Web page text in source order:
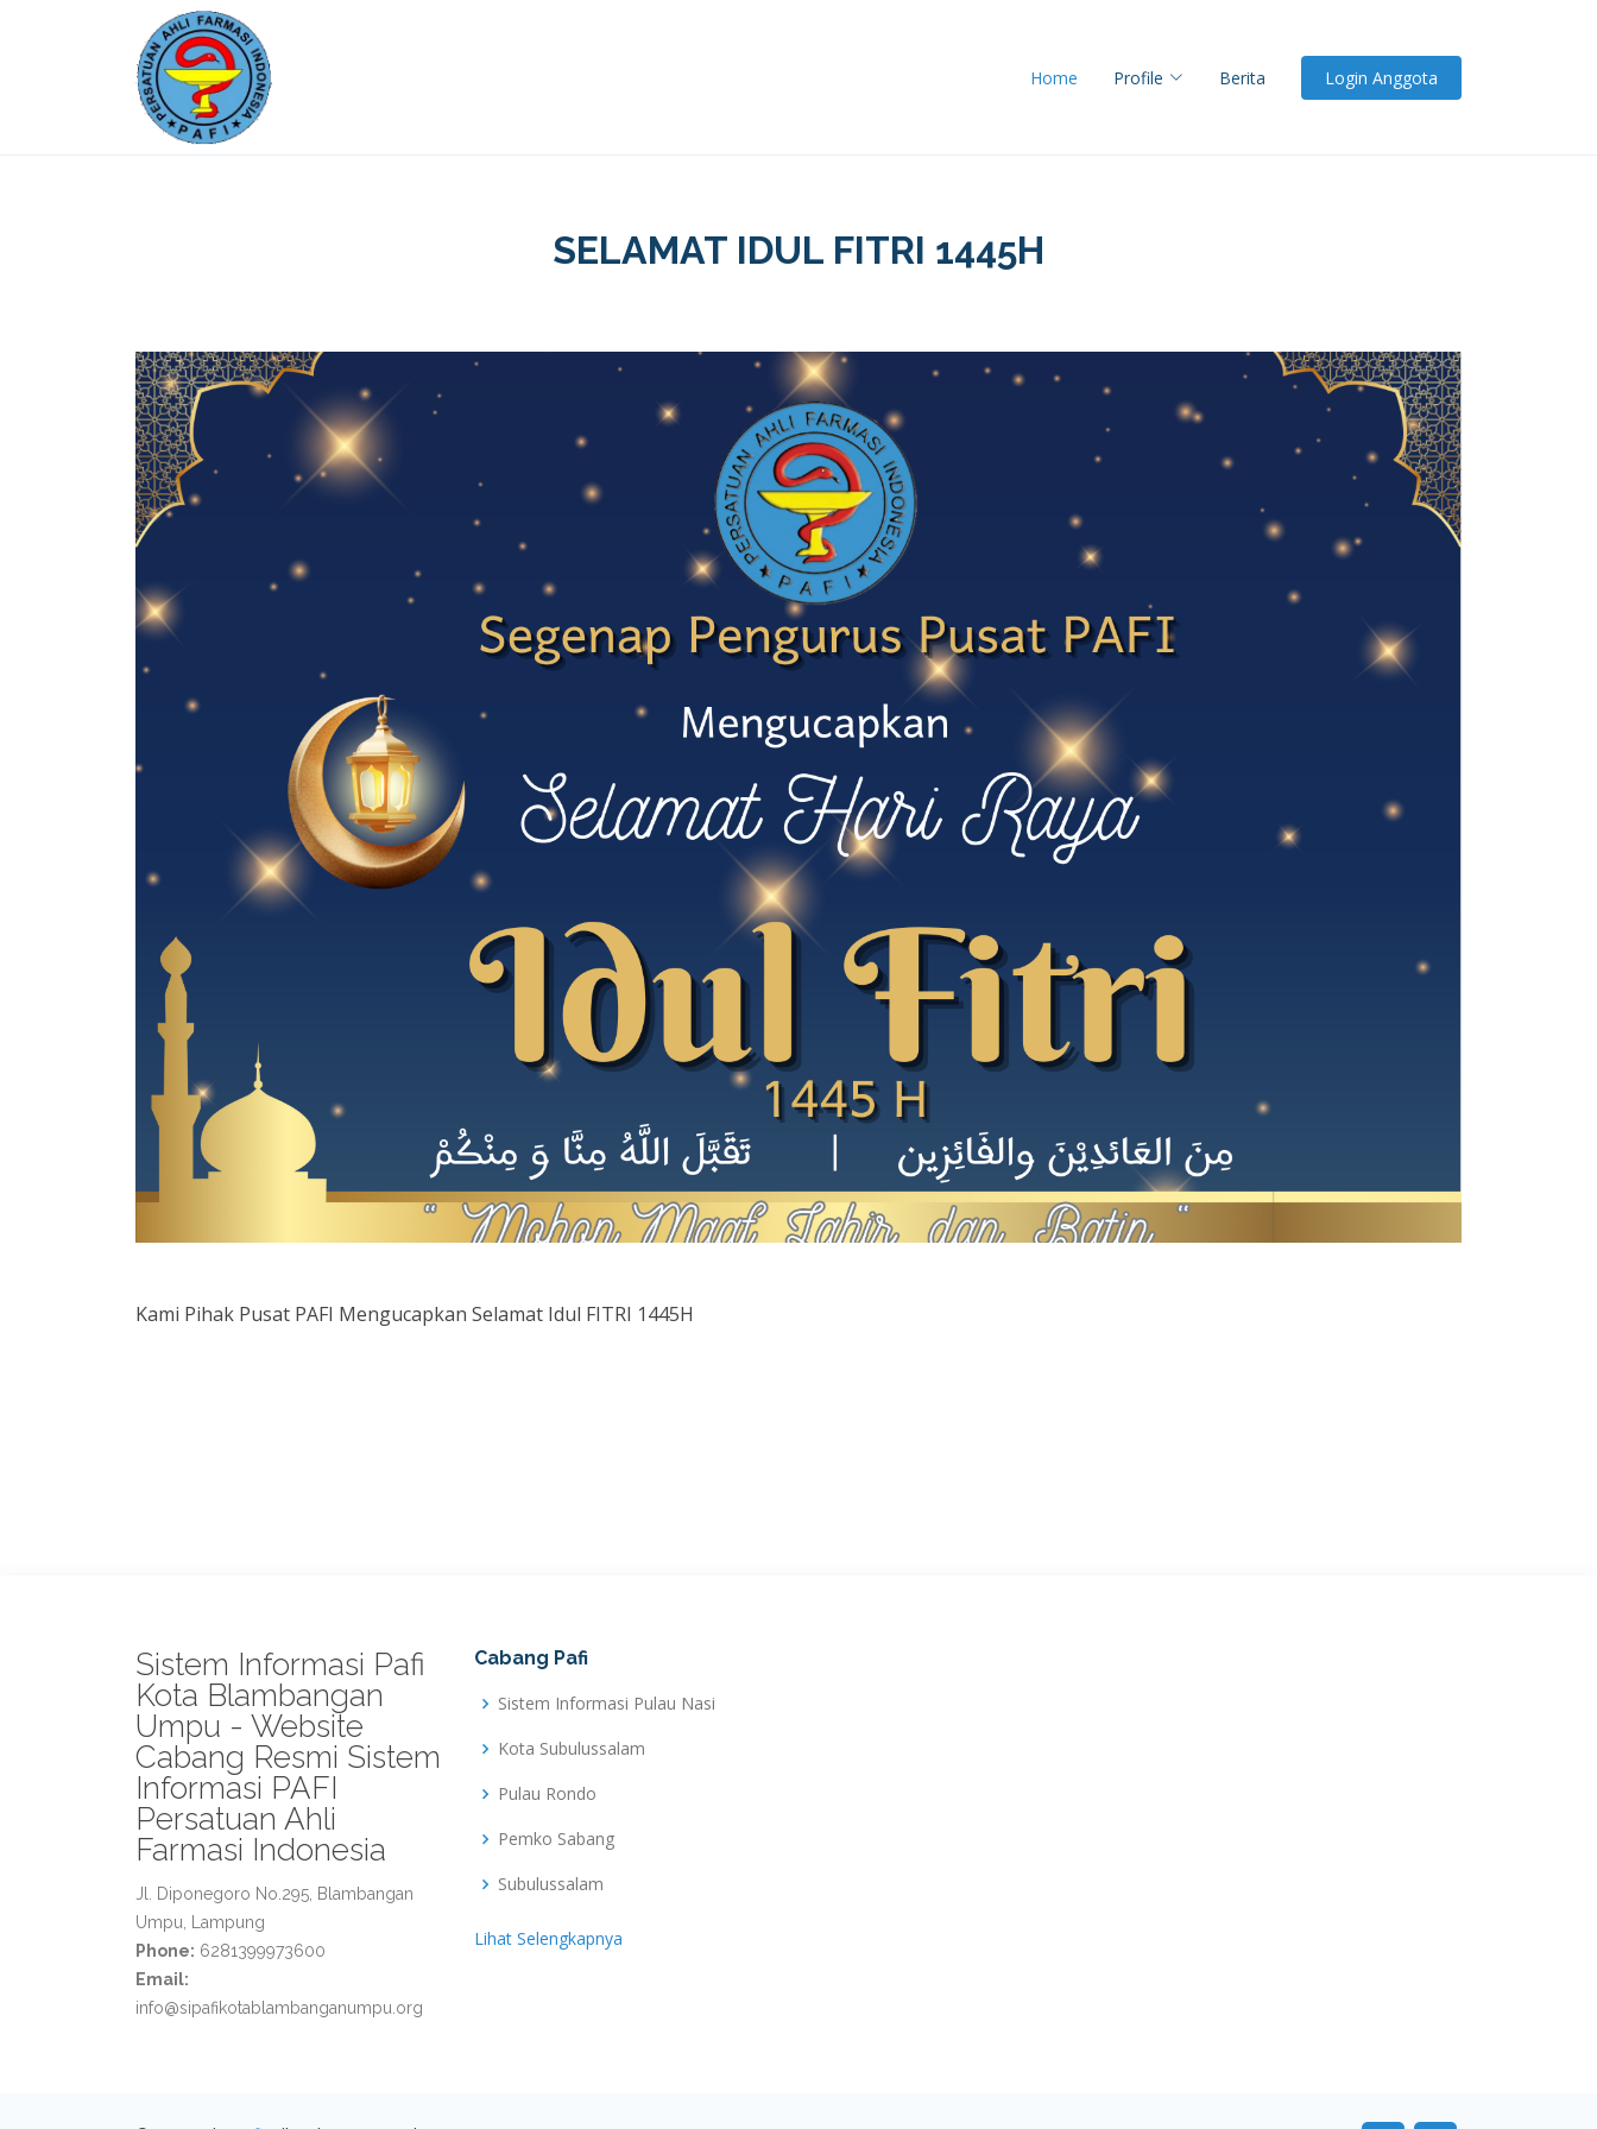
Home Profile Berita Login Anggota
SELAMAT IDUL FITRI 1445H
Kami Pihak Pusat PAFI Mengucapkan Selamat Idul FITRI 1445H
Sistem Informasi Pafi
Kota Blambangan
Umpu - Website
Cabang Resmi Sistem
Informasi PAFI
Persatuan Ahli
Farmasi Indonesia
Jl. Diponegoro No.295, Blambangan
Umpu, Lampung
Phone: 6281399973600
Email:
info@sipafikotablambanganumpu.org
Cabang Pafi
Sistem Informasi Pulau Nasi
Kota Subulussalam
Pulau Rondo
Pemko Sabang
Subulussalam
Lihat Selengkapnya